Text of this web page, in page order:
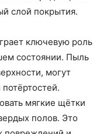
слой покрытия.
ключевую роль
состоянии. Пыль
могут
мягкие щётки
полов. Это